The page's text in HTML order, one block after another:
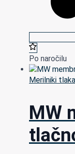
Po naročilu
Merilniki tlaka
MW